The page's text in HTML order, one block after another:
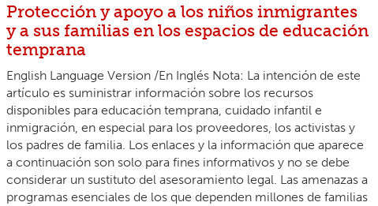
Protección y apoyo a los niños inmigrantes
y a sus familias en los espacios de educación
temprana
English Language Version /En Inglés Nota: La intención de este
artículo es suministrar información sobre los recursos
disponibles para educación temprana, cuidado infantil e
inmigración, en especial para los proveedores, los activistas y
los padres de familia. Los enlaces y la información que aparece
a continuación son solo para fines informativos y no se debe
considerar un sustituto del asesoramiento legal. Las amenazas a
programas esenciales de los que dependen millones de familias